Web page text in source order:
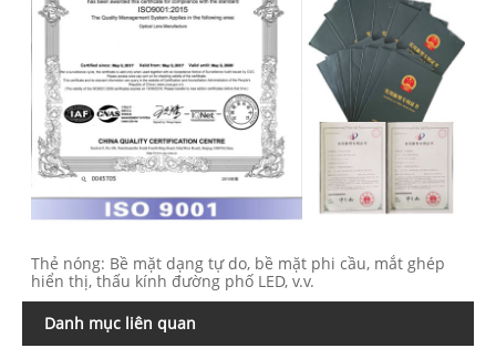
Thẻ nóng: Bề mặt dạng tự do, bề mặt phi cầu, mắt ghép
hiển thị, thấu kính đường phố LED, v.v.
Danh mục liên quan